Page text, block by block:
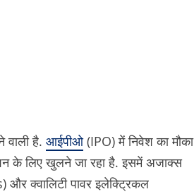
वाली है. आईपीओ(IPO) में निवेश का मौका
के लिए खुलने जा रहा है. इसमें अजाक्स
क्वालिटी पावर इलेक्ट्रिकल